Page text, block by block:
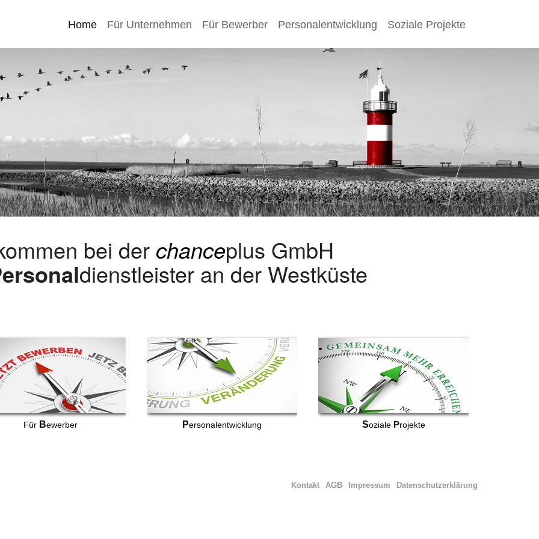
Home Für Unternehmen Für Bewerber Personalentwicklung Soziale Projekte
bei der chanceplus GmbH
dienstleister an der Westküste
Für Bewerber Personalentwicklung Soziale Projekte
Datenschutzerklärung
Impressum
AGB
Kontakt